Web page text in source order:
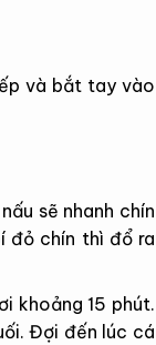
và bắt tay vào
sẽ nhanh chín
đỏ chín thì đổ ra
khoảng 15 phút.
Đợi đến lúc cá